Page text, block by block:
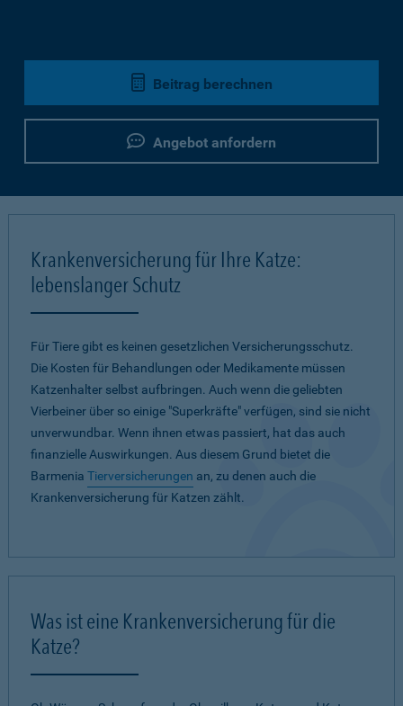
Beitrag berechnen
Angebot anfordern
Krankenversicherung für Ihre Katze:
lebenslanger Schutz
Für Tiere gibt es keinen gesetzlichen Versicherungsschutz.
Die Kosten für Behandlungen oder Medikamente müssen
Katzenhalter selbst aufbringen. Auch wenn die geliebten
Vierbeiner über so einige "Superkräfte" verfügen, sind sie nicht
unverwundbar. Wenn ihnen etwas passiert, hat das auch
finanzielle Auswirkungen. Aus diesem Grund bietet die
Barmenia Tierversicherungen an, zu denen auch die
Krankenversicherung für Katzen zählt.
Was ist eine Krankenversicherung für die
Katze?